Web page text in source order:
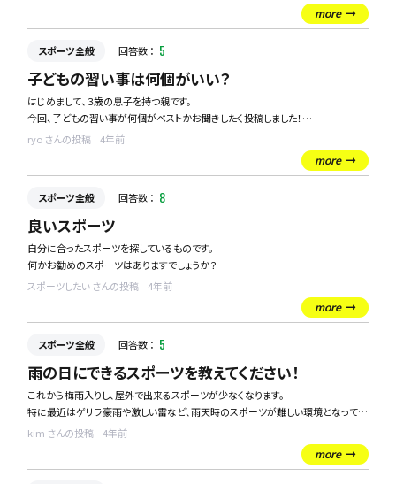
more
スポーツ全般 回答数 ： 5
子どもの習い事は何個がいい？
はじめまして、３歳の息子を持つ親です。
今回、子どもの習い事が何個がベストかお聞きしたく投稿しました！
・ピアノ
・英語
息子が何を好むか様々なものへ触れさせたいと考えております。
年齢に合わせて何個でどのくらいの時間通えばよいかアドバイスを頂ければ幸い
です。
ryo さんの投稿
4年前
more
スポーツ全般 回答数 ： 8
良いスポーツ
自分に合ったスポーツを探しているものです。
何かお勧めのスポーツはありますでしょうか？
色々な新しいスポーツが出できて、調べたりしているのですが、なかなかこれだ！と
スポーツしたい さんの投稿
4年前
more
スポーツ全般 回答数 ： 5
雨の日にできるスポーツを教えてください！
これから梅雨入りし、屋外で出来るスポーツが少なくなります。
特に最近はゲリラ豪雨や激しい雷など、雨天時のスポーツが難しい環境となってい
ます。
kim さんの投稿
4年前
more